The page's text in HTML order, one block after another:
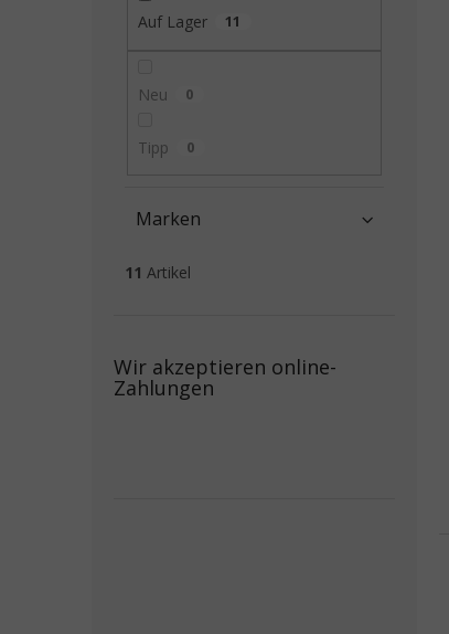
Auf Lager 11
Neu 0
Tipp 0
Marken
11 Artikel
Wir akzeptieren online-
Zahlungen